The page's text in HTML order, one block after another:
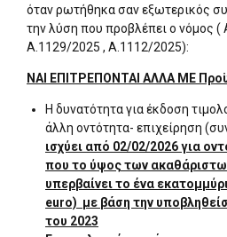
όταν ρωτήθηκα σαν εξωτερικός
την λύση που προβλέπει ο νόμος
Α.1129/2025 , Α.1112/2025):
NAI ΕΠΙΤΡΕΠΟΝΤΑΙ ΑΛΛΑ ΜΕ
Η δυνατότητα για έκδοση
άλλη οντότητα- επιχείρηση
ισχύει από 02/02/2026 για
που το ύψος των
υπερβαίνει το ένα
euro) με βάση την
του 2023